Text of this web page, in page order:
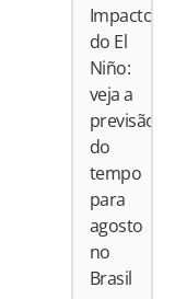
Impactos
do El
Niño:
veja a
previsão
do
tempo
para
agosto
no
Brasil